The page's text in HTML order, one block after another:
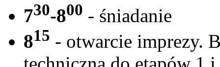
730-800 - śniadanie
815 - otwarcie imprezy.